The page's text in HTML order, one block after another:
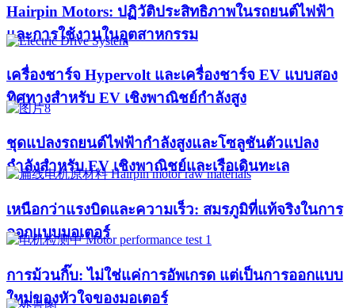
Hairpin Motors: ปฏิวัติประสิทธิภาพในรถยนต์ไฟฟ้า
และการใช้งานในอุตสาหกรรม
เครื่องชาร์จ Hypervolt และเครื่องชาร์จ EV แบบสอง
ทิศทางสำหรับ EV เชิงพาณิชย์กำลังสูง
ชุดแปลงรถยนต์ไฟฟ้ากำลังสูงและโซลูชันตัวแปลง
กำลังสำหรับ EV เชิงพาณิชย์และเรือเดินทะเล
เหนือกว่าแรงบิดและความเร็ว: สมรภูมิที่แท้จริงในการ
ออกแบบมอเตอร์
การม้วนกิ๊บ: ไม่ใช่แค่การอัพเกรด แต่เป็นการออกแบบ
ใหม่ของหัวใจของมอเตอร์​